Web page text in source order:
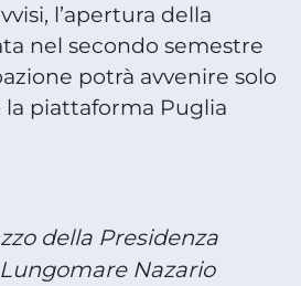
l’apertura della
nel secondo semestre
potrà avvenire solo
piattaforma Puglia
della Presidenza
Nazario